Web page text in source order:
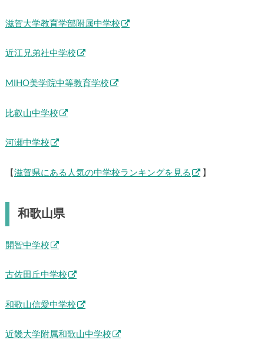
滋賀大学教育学部附属中学校
近江兄弟社中学校
MIHO美学院中等教育学校
比叡山中学校
河瀬中学校
【 滋賀県にある人気の中学校ランキングを見る 】
和歌山県
開智中学校
古佐田丘中学校
和歌山信愛中学校
近畿大学附属和歌山中学校